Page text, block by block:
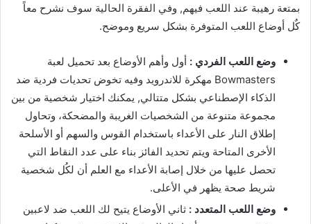
بمتعة رهيبة عند اللعب فيهم, وفي الفقرة الحالية سوف نشرح معاً
كٌل أوضاع اللعب المتوفرة بشكل سريع وموضح.
وضع اللعب الفردي : أول وأهم الأوضاع بعد تحميل لعبة
Bowmasters مهكرة للاندرويد وفيه تخوض تحديات فردية ضد
الذكاء الإصطناعي بشكل متتالي, يمكنك اختيار شخصية من بين
مجموعة متنوعة من الشخصيات الغريبة والمضحكة، وتحاول
إطلاق النار على الأعداء باستخدام القوس والسهم أو الأسلحة
الأخرى المتاحة ويتم تحديد الفائز بناء على عدد النقاط التي
تحصل عليها من خلال إصابة الأعداء مع العلم أن لكُل شخصية
شريط صحة يظهر في الأعلى.
وضع اللعب المتعدد : ثاني الأوضاع يتيح لك اللعب ضد لاعبين